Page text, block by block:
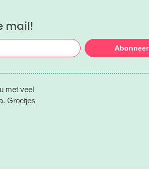
mail!
Abonneer
met veel
Groetjes